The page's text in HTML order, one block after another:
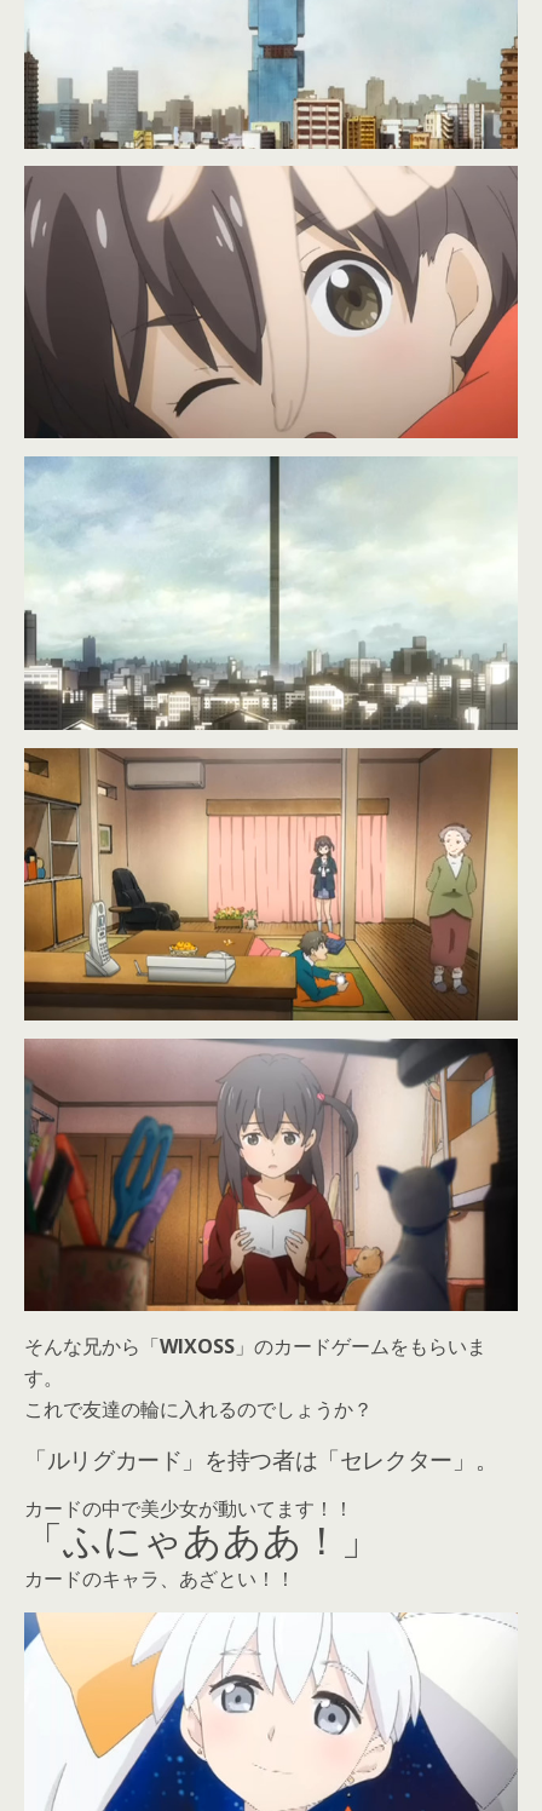
そんな兄から「WIXOSS 」のカードゲームをもらいま
す。
これで友達の輪に入れるのでしょうか？
「ルリグカード」を持つ者は「セレクター」。
カードの中で美少女が動いてます！！
「ふにゃあああ！」
カードのキャラ、あざとい！！